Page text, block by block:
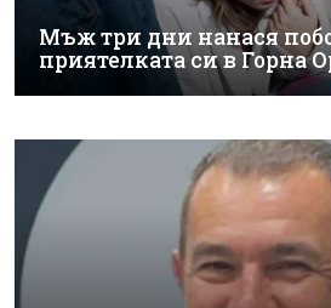
Мъж три дни нанася
приятелката си в Горна